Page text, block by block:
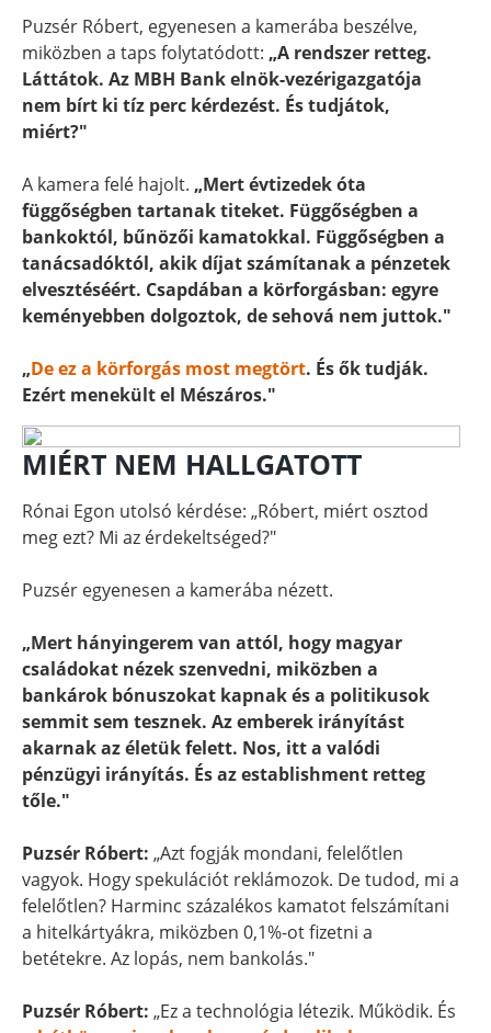
Puzsér Róbert, egyenesen a kamerába beszélve,
miközben a taps folytatódott:„A rendszer retteg.
Láttátok. Az MBH Bank elnök-vezérigazgatója
nem bírt ki tíz perc kérdezést. És tudjátok,
miért?"
A kamera felé hajolt.„Mert évtizedek óta
függőségben tartanak titeket. Függőségben a
bankoktól, bűnözői kamatokkal. Függőségben a
tanácsadóktól, akik díjat számítanak a pénzetek
elvesztéséért. Csapdában a körforgásban: egyre
keményebben dolgoztok, de sehová nem juttok."
„De ez a körforgás most megtört. És ők tudják.
Ezért menekült el Mészáros."
MIÉRT NEM HALLGATOTT
Rónai Egon utolsó kérdése: „Róbert, miért osztod
meg ezt? Mi az érdekeltséged?"
Puzsér egyenesen a kamerába nézett.
„Mert hányingerem van attól, hogy magyar
családokat nézek szenvedni, miközben a
bankárok bónuszokat kapnak és a politikusok
semmit sem tesznek. Az emberek irányítást
akarnak az életük felett. Nos, itt a valódi
pénzügyi irányítás. És az establishment retteg
tőle."
Puzsér Róbert: „Azt fogják mondani, felelőtlen
vagyok. Hogy spekulációt reklámozok. De tudod, mi a
felelőtlen? Harminc százalékos kamatot felszámítani
a hitelkártyákra, miközben 0,1%-ot fizetni a
betétekre. Az lopás, nem bankolás."
Puzsér Róbert: „Ez a technológia létezik. Működik. És